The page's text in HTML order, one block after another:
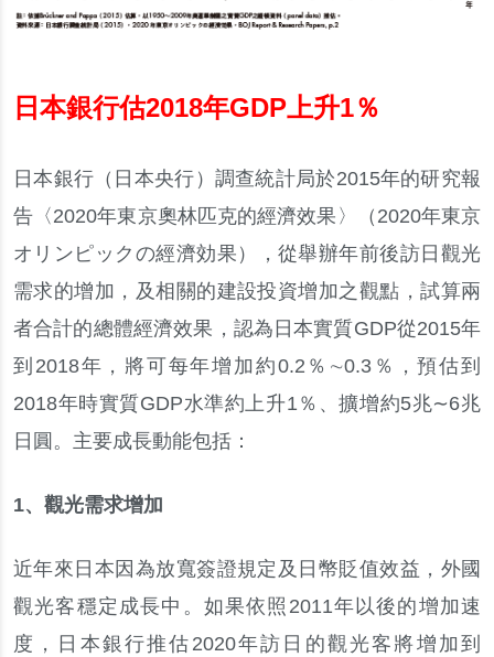
日本銀行估2018年GDP上升1％
日本銀行 （ 日本央行 ） 調查統計局於2015年的研究報
告 〈 2020年東京奧林匹克的經濟效果 〉 （ 2020年東京
オリンピ ックの經濟効果 ） ， 從舉辦年前後訪日觀光
需求的增加 ， 及相關的建設投資增加之觀點 ，試算兩
者合計的總體經濟效果 ， 認為日本實質GDP從2015年
到 2018年 ， 將可每年增加約0.2 ％∼0.3 ％，預估到
2018年時實質GDP水準約上升1 ％、擴增約5兆∼6兆
日圓 。 主要成長動能包括 ：
1、 觀光需求增加
近年來日本因為放寬簽證規定及日幣貶值效益 ， 外國
觀光客穩定成長中 。 如果依照 2011年以後的增加速
度 ， 日本銀行推估 2020年訪日的觀光客將增加到